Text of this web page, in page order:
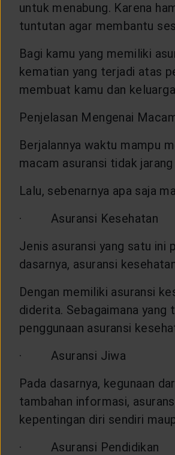
untuk menabung. Karena
tuntutan agar membantu
Bagi kamu yang memiliki
kematian yang terjadi atas
membuat kamu dan
Penjelasan Mengenai
Berjalannya waktu mampu
macam asuransi tidak
Lalu, sebenarnya apa saja
· Asuransi Kesehatan
Jenis asuransi yang satu ini
dasarnya, asuransi
Dengan memiliki asuransi
diderita. Sebagaimana
penggunaan asuransi
· Asuransi Jiwa
Pada dasarnya, kegunaan
tambahan informasi,
kepentingan diri sendiri
· Asuransi Pendidikan
ABOUT GENERALI
EVENTS